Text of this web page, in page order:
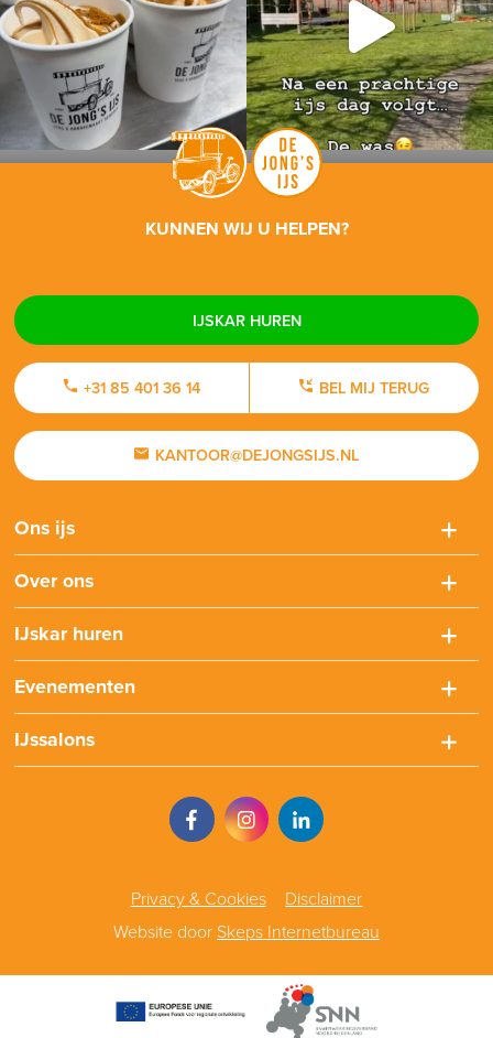
KUNNEN WIJ U HELPEN?
IJSKAR HUREN
+31 85 401 36 14 BEL MIJ TERUG
KANTOOR@DEJONGSIJS.NL
Ons ijs
Over ons
IJskar huren
Evenementen
IJssalons
Privacy & Cookies
Disclaimer
Website door Skeps Internetbureau